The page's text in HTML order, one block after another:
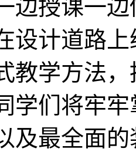
边授课一
设计道路
教学方法
学们将牢
及最全面